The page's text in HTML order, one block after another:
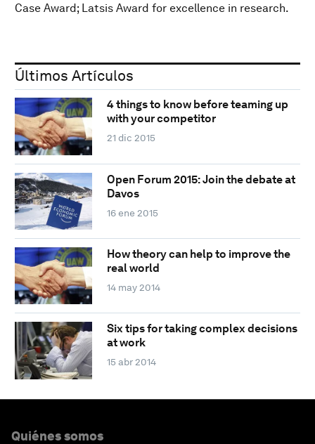
Case Award; Latsis Award for excellence in research.
Últimos Artículos
4 things to know before teaming up
with your competitor
21 dic 2015
Open Forum 2015: Join the debate at
Davos
16 ene 2015
How theory can help to improve the
real world
14 may 2014
Six tips for taking complex decisions
at work
15 abr 2014
Quiénes somos